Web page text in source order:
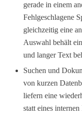
gerade in einem
Fehlgeschlagene
gleichzeitig eine
Auswahl behält
und langer Text
Suchen und
von kurzen
liefern eine
statt eines internen